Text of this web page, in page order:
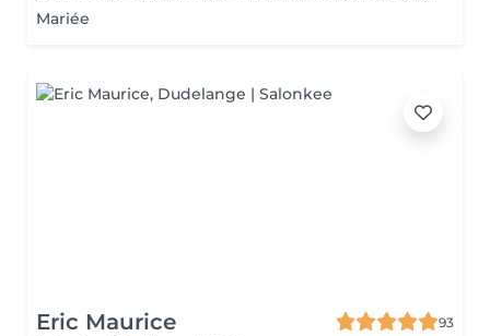
Mariée
Eric Maurice
93